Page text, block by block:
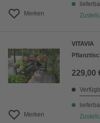
Merken
Merken
VITAVIA
229,00